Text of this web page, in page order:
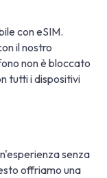
con eSIM.
il nostro
non è bloccato
tutti i dispositivi
senza
offriamo una